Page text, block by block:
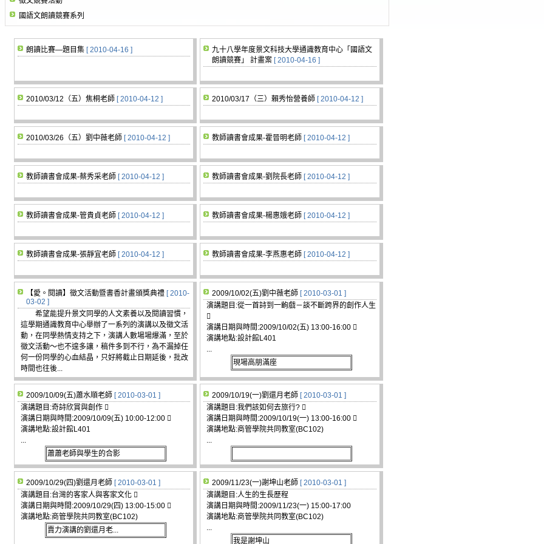
國語文朗讀競賽系列
朗讀比賽—題目集 [ 2010-04-16 ]
九十八學年度景文科技大學通識教育中心「國語文
朗讀競賽」 計畫案 [ 2010-04-16 ]
2010/03/12（五）焦桐老師 [ 2010-04-12 ] 2010/03/17（三）賴秀怡營養師 [ 2010-04-12 ]
2010/03/26（五）劉中薇老師 [ 2010-04-12 ] 教師讀書會成果-霍晉明老師 [ 2010-04-12 ]
教師讀書會成果-蔡秀采老師 [ 2010-04-12 ] 教師讀書會成果-劉院長老師 [ 2010-04-12 ]
教師讀書會成果-管貴貞老師 [ 2010-04-12 ] 教師讀書會成果-楊惠娥老師 [ 2010-04-12 ]
教師讀書會成果-張靜宜老師 [ 2010-04-12 ] 教師讀書會成果-李燕惠老師 [ 2010-04-12 ]
【愛。閱讀】徵文活動暨書香計畫頒獎典禮 [ 2010-
03-02 ]
希望能提升景文同學的人文素養以及閱讀習慣，
這學期通識教育中心舉辦了一系列的演講以及徵文活
動，在同學熱情支持之下，演講人數場場爆滿，至於
徵文活動～也不遑多讓，稿件多到不行，為不漏掉任
何一份同學的心血結晶，只好將截止日期延後，批改
時間也往後...
2009/10/02(五)劉中薇老師 [ 2010-03-01 ]
演講題目:從一首詩到一齣戲－談不斷跨界的創作人生

演講日期與時間:2009/10/02(五) 13:00-16:00 
演講地點:設計館L401
...
現場高朋滿座
2009/10/09(五)蕭水順老師 [ 2010-03-01 ]
演講題目:奇詩欣賞與創作 
演講日期與時間:2009/10/09(五) 10:00-12:00 
演講地點:設計館L401
...
蕭蕭老師與學生的合影
2009/10/19(一)劉還月老師 [ 2010-03-01 ]
演講題目:我們該如何去旅行? 
演講日期與時間:2009/10/19(一) 13:00-16:00 
演講地點:商管學院共同教室(BC102)
...
2009/10/29(四)劉還月老師 [ 2010-03-01 ]
演講題目:台灣的客家人與客家文化 
演講日期與時間:2009/10/29(四) 13:00-15:00 
演講地點:商管學院共同教室(BC102)
賣力演講的劉還月老...
2009/11/23(一)謝坤山老師 [ 2010-03-01 ]
演講題目:人生的生長歷程
演講日期與時間:2009/11/23(一) 15:00-17:00
演講地點:商管學院共同教室(BC102)
...
我是謝坤山